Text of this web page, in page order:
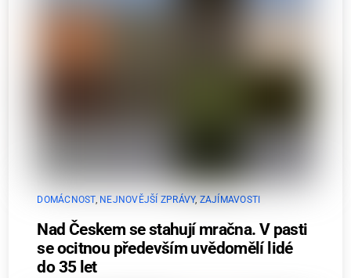
DOMÁCNOST, NEJNOVĚJŠÍ ZPRÁVY, ZAJÍMAVOSTI
Nad Českem se stahují mračna. V pasti
se ocitnou především uvědomělí lidé
do 35 let